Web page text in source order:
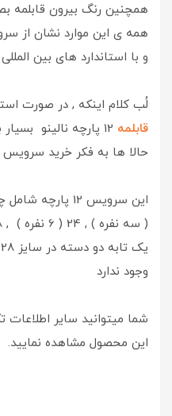
همچنین رنگ بیرون قابلمه
همه ی این موارد نشان از
و با استاندارد های بین
لُب کلام اینکه , در صورت
قابلمه
12 پارچه نالینو
حالا ها به فکر خرید سرویس
این سرویس 12 پارچه شامل چهار
وجود ندارد
شما میتوانید سایر
این محصول مشاهده نمایید.